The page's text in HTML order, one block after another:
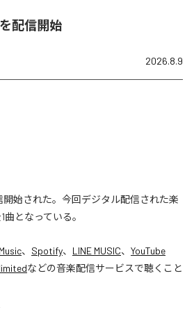
を配信開始
2026.8.9
開始された。今回デジタル配信された楽
曲となっている。
、 Spotify、 LINE MUSIC、 YouTube
などの音楽配信サービスで聴くこと